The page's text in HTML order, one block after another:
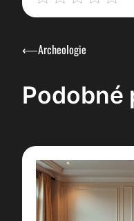
Navigace
příspěvek
⟵Archeologie
Podobné